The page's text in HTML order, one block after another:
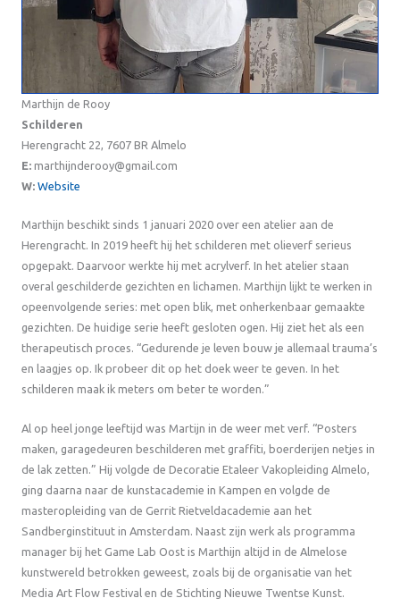
Marthijn de Rooy
Schilderen
Herengracht 22, 7607 BR Almelo
E: marthijnderooy@gmail.com
W: Website
Marthijn beschikt sinds 1 januari 2020 over een atelier aan de
Herengracht. In 2019 heeft hij het schilderen met olieverf serieus
opgepakt. Daarvoor werkte hij met acrylverf. In het atelier staan
overal geschilderde gezichten en lichamen. Marthijn lijkt te werken in
opeenvolgende series: met open blik, met onherkenbaar gemaakte
gezichten. De huidige serie heeft gesloten ogen. Hij ziet het als een
therapeutisch proces. “Gedurende je leven bouw je allemaal trauma’s
en laagjes op. Ik probeer dit op het doek weer te geven. In het
schilderen maak ik meters om beter te worden.”
Al op heel jonge leeftijd was Martijn in de weer met verf. “Posters
maken, garagedeuren beschilderen met graffiti, boerderijen netjes in
de lak zetten.” Hij volgde de Decoratie Etaleer Vakopleiding Almelo,
ging daarna naar de kunstacademie in Kampen en volgde de
masteropleiding van de Gerrit Rietveldacademie aan het
Sandberginstituut in Amsterdam. Naast zijn werk als programma
manager bij het Game Lab Oost is Marthijn altijd in de Almelose
kunstwereld betrokken geweest, zoals bij de organisatie van het
Media Art Flow Festival en de Stichting Nieuwe Twentse Kunst.